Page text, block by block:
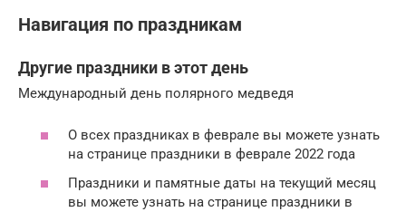
Навигация по праздникам
Другие праздники в этот день
Международный день полярного медведя
О всех праздниках в феврале вы можете узнать
на странице праздники в феврале 2022 года
Праздники и памятные даты на текущий месяц
вы можете узнать на странице праздники в